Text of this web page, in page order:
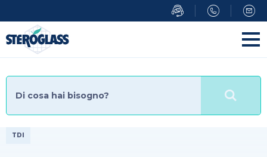
al
contenuto
principale
TDI